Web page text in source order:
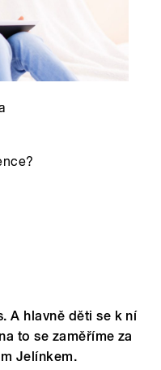
A hlavně děti se k ní
to se zaměříme za
Jelínkem.